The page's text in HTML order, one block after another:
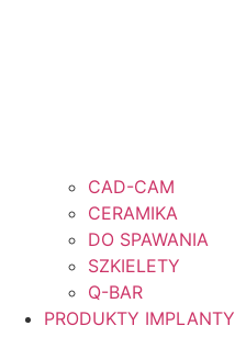
CAD-CAM
CERAMIKA
DO SPAWANIA
SZKIELETY
Q-BAR
PRODUKTY IMPLANTY